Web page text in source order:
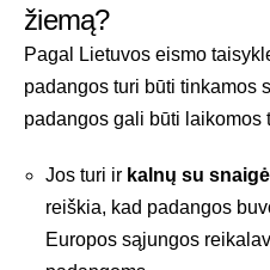
žiemą?
Pagal Lietuvos eismo
padangos turi būti tinkamos
padangos gali būti laikomos
Jos turi ir kalnų su
reiškia, kad padangos
Europos sąjungos